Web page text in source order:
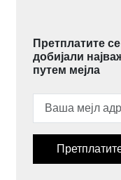
Претплатите
добијали
путем мејла